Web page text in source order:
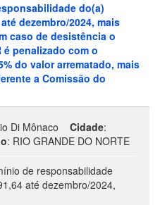
do(a)
dezembro/2024, mais
caso de desistência o
é penalizado com o
do valor arrematado, mais
a Comissão do
Di Mônaco Cidade:
: RIO GRANDE DO NORTE
de responsabilidade
até dezembro/2024,